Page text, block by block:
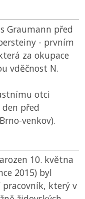
Graumann před
- prvním
za okupace
vděčnost N.
otci
před
venkov).
10. května
2015) byl
který v